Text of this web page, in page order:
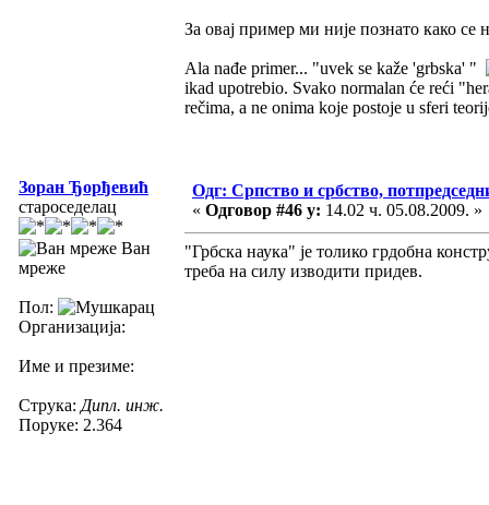
За овај пример ми није познато како се
Ala nađe primer... "uvek se kaže 'grbska' "
ikad upotrebio. Svako normalan će reći
rečima, a ne onima koje postoje u sferi
Зоран Ђорђевић
староседелац
Ван
мреже
Пол:
Организација:
Име и презиме:
Струка: Дипл. инж.
Поруке: 2.364
Одг: Српство и србство,
« Одговор #46 у: 14.02 ч. 05.08.2009. »
"Грбска наука" је толико грдобна
треба на силу изводити придев.